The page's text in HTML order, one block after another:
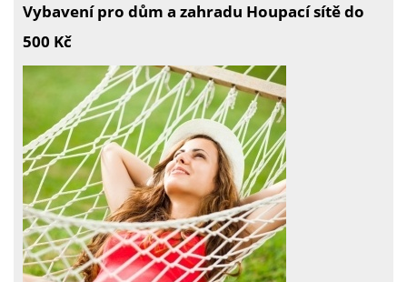
Vybavení pro dům a zahradu Houpací sítě do
500 Kč